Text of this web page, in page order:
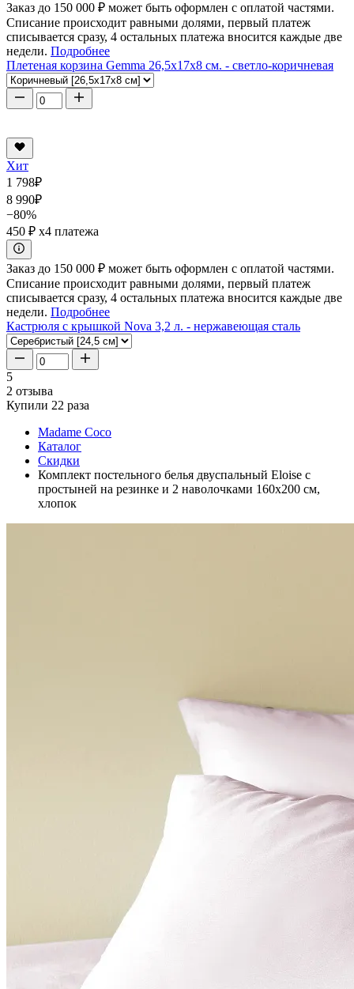
Заказ до 150 000 ₽ может быть оформлен с оплатой частями.
Списание происходит равными долями, первый платеж
списывается сразу, 4 остальных платежа вносится каждые две
недели. Подробнее
Плетеная корзина Gemma 26,5x17x8 см. - светло-коричневая
Хит
1 798₽
8 990₽
−80%
450 ₽ x4 платежа
Заказ до 150 000 ₽ может быть оформлен с оплатой частями.
Списание происходит равными долями, первый платеж
списывается сразу, 4 остальных платежа вносится каждые две
недели. Подробнее
Кастрюля с крышкой Nova 3,2 л. - нержавеющая сталь
5
2 отзыва
Купили 22 раза
Madame Coco
Каталог
Скидки
Комплект постельного белья двуспальный Eloise с
простыней на резинке и 2 наволочками 160x200 см,
хлопок